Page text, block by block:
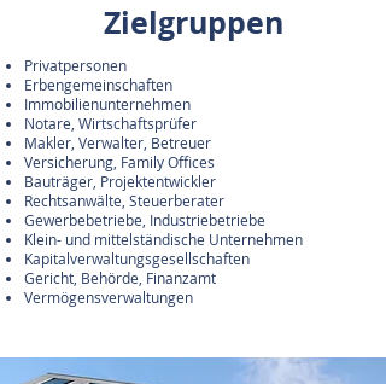
Zielgruppen
Privatpersonen
Erbengemeinschaften
Immobilienunternehmen
Notare, Wirtschaftsprüfer
Makler, Verwalter, Betreuer
Versicherung, Family Offices
Bauträger, Projektentwickler
Rechtsanwälte, Steuerberater
Gewerbebetriebe, Industriebetriebe
Klein- und mittelständische Unternehmen
Kapitalverwaltungsgesellschaften
Gericht, Behörde, Finanzamt
Vermögensverwaltungen